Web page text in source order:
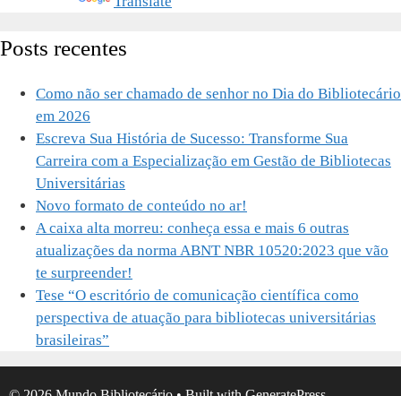
Posts recentes
Como não ser chamado de senhor no Dia do Bibliotecário
em 2026
Escreva Sua História de Sucesso: Transforme Sua
Carreira com a Especialização em Gestão de Bibliotecas
Universitárias
Novo formato de conteúdo no ar!
A caixa alta morreu: conheça essa e mais 6 outras
atualizações da norma ABNT NBR 10520:2023 que vão
te surpreender!
Tese “O escritório de comunicação científica como
perspectiva de atuação para bibliotecas universitárias
brasileiras”